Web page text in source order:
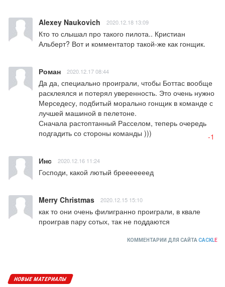
Alexey Naukovich 2020.12.18 13:09
Кто то слышал про такого пилота.. Кристиан
Альберт? Вот и комментатор такой-же как гонщик.
Роман 2020.12.17 08:44
Да да, специально проиграли, чтобы Боттас вообще
расклеялся и потерял уверенность. Это очень нужно
Мерседесу, подбитый морально гонщик в команде с
лучшей машиной в пелетоне.
Сначала растоптанный Расселом, теперь очередь
подгадить со стороны команды )))
-1
Инс 2020.12.16 11:24
Господи, какой лютый брееееееед
Merry Christmas 2020.12.15 15:10
как то они очень филигранно проиграли, в квале
проиграв пару сотых, так не поддаются
КОММЕНТАРИИ ДЛЯ САЙТА CACKLE
НОВЫЕ МАТЕРИАЛЫ